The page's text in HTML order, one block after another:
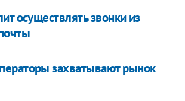
осуществлять звонки из
захватывают рынок